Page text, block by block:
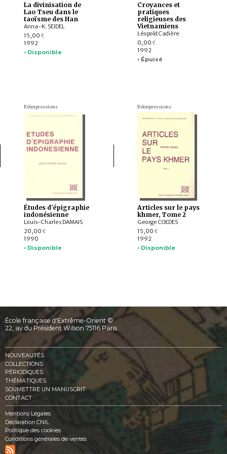
La divinisation de
Lao Tseu dans le
taoïsme des Han
Anna-K. SEIDEL
15,00 €
1992
• Disponible
Croyances et
pratiques
religieuses des
Vietnamiens
Léopold Cadière
0,00 €
1992
• Épuisé
Réimpressions
Études d'épigraphie
indonésienne
Louis-Charles DAMAIS
20,00 €
1990
• Disponible
Réimpressions
Articles sur le pays
khmer, Tome 2
George COEDES
15,00 €
1992
• Disponible
École française d'Extrême-Orient ©
22, av du Président Wilson 75116 Paris
NOUVEAUTÉS
COLLECTIONS
PÉRIODIQUES
THÉMATIQUES
SOUMETTRE UN MANUSCRIT
CONTACT
Mentions Légales
Déclaration CNIL
Politique des cookies
Conditions générales de ventes